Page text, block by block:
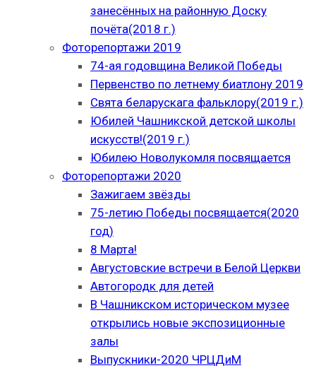
занесённых на районную Доску
почёта(2018 г.)
Фоторепортажи 2019
74-ая годовщина Великой Победы
Первенство по летнему биатлону 2019
Свята беларускага фальклору(2019 г.)
Юбилей Чашникской детской школы
искусств!(2019 г.)
Юбилею Новолукомля посвящается
Фоторепортажи 2020
Зажигаем звёзды
75-летию Победы посвящается(2020
год)
8 Марта!
Августовские встречи в Белой Церкви
Автогородк для детей
В Чашникском историческом музее
открылись новые экспозиционные
залы
Выпускники-2020 ЧРЦДиМ